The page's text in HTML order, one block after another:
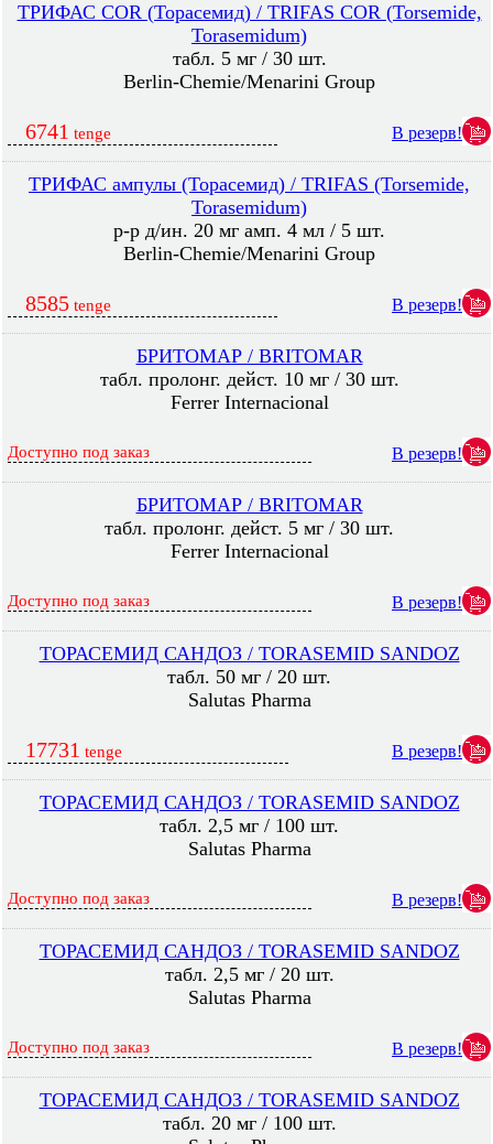
ТРИФАС COR (Торасемид) / TRIFAS COR (Torsemide,
Torasemidum)
табл. 5 мг / 30 шт.
Berlin-Chemie/Menarini Group
6741 tenge В резерв!
ТРИФАС ампулы (Торасемид) / TRIFAS (Torsemide,
Torasemidum)
р-р д/ин. 20 мг амп. 4 мл / 5 шт.
Berlin-Chemie/Menarini Group
8585 tenge В резерв!
БРИТОМАР / BRITOMAR
табл. пролонг. дейст. 10 мг / 30 шт.
Ferrer Internacional
Доступно под заказ В резерв!
БРИТОМАР / BRITOMAR
табл. пролонг. дейст. 5 мг / 30 шт.
Ferrer Internacional
Доступно под заказ В резерв!
ТОРАСЕМИД САНДОЗ / TORASEMID SANDOZ
табл. 50 мг / 20 шт.
Salutas Pharma
17731 tenge В резерв!
ТОРАСЕМИД САНДОЗ / TORASEMID SANDOZ
табл. 2,5 мг / 100 шт.
Salutas Pharma
Доступно под заказ В резерв!
ТОРАСЕМИД САНДОЗ / TORASEMID SANDOZ
табл. 2,5 мг / 20 шт.
Salutas Pharma
Доступно под заказ В резерв!
ТОРАСЕМИД САНДОЗ / TORASEMID SANDOZ
табл. 20 мг / 100 шт.